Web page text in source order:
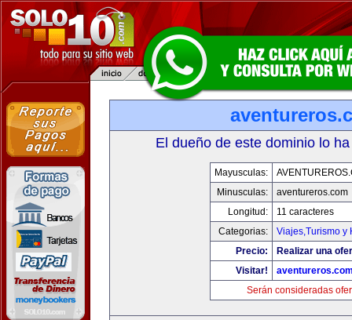
El dueño de este dominio lo
Mayusculas:
Minusculas:
aventureros.com
Longitud:
11 caracteres
Categorias:
Viajes,Turismo y
Precio:
Realizar una
Visitar!
Serán consideradas